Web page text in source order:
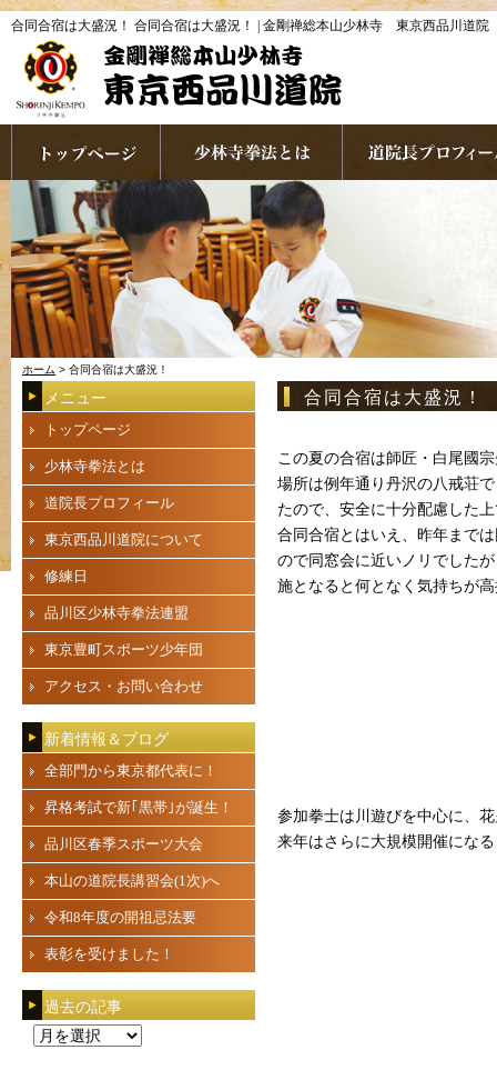
合同合宿は大盛況！ 合同合宿は大盛況！ | 金剛禅総本山少林寺 東京西品川道院
ホーム > 合同合宿は大盛況！
合同合宿は大盛況！
この夏の合宿は師匠・白尾國
場所は例年通り丹沢の八戒荘
たので、安全に十分配慮した
合同合宿とはいえ、昨年まで
ので同窓会に近いノリでした
施となると何となく気持ちが
参加拳士は川遊びを中心に、
来年はさらに大規模開催にな
メニュー
トップページ
少林寺拳法とは
道院長プロフィール
東京西品川道院について
修練日
品川区少林寺拳法連盟
東京豊町スポーツ少年団
アクセス・お問い合わせ
新着情報＆ブログ
全部門から東京都代表に！
昇格考試で新｢黒帯｣が誕生！
品川区春季スポーツ大会
本山の道院長講習会(1次)へ
令和8年度の開祖忌法要
表彰を受けました！
過去の記事